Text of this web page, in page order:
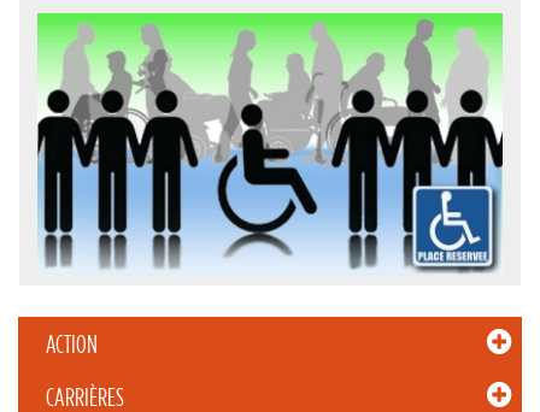
ACTION
CARRIÈRES